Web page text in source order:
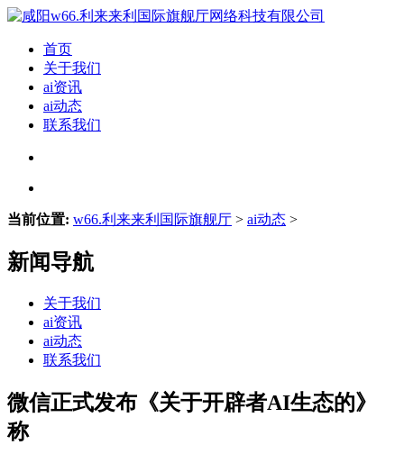
首页
关于我们
ai资讯
ai动态
联系我们
当前位置: w66.利来来利国际旗舰厅 > ai动态 >
新闻导航
关于我们
ai资讯
ai动态
联系我们
微信正式发布《关于开辟者AI生态的》
称